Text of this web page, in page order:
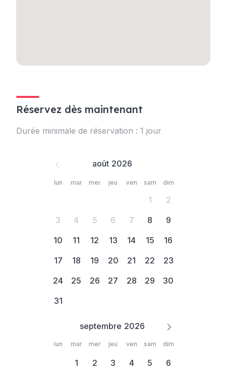
Réservez dès maintenant
Durée minimale de réservation : 1 jour
août
septembre
lun mar mer jeu ven sam dim
1
2
3
4 5 6 7 8
9
10
11 12 13 14 15
16
17
18 19 20 21 22
23
24
25 26 27 28 29
30
31
lun mar mer jeu ven sam dim
1 2 3 4 5 6